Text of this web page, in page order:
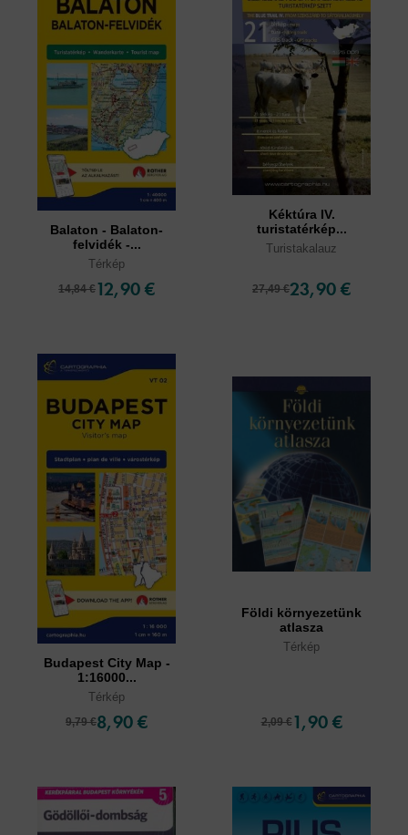
Balaton - Balaton-
felvidék -...
Térkép
14,84 €12,90 €
Kéktúra IV.
turistatérkép...
Turistakalauz
27,49 €23,90 €
Budapest City Map -
1:16000...
Térkép
9,79 €8,90 €
Földi környezetünk
atlasza
Térkép
2,09 € 1,90 €